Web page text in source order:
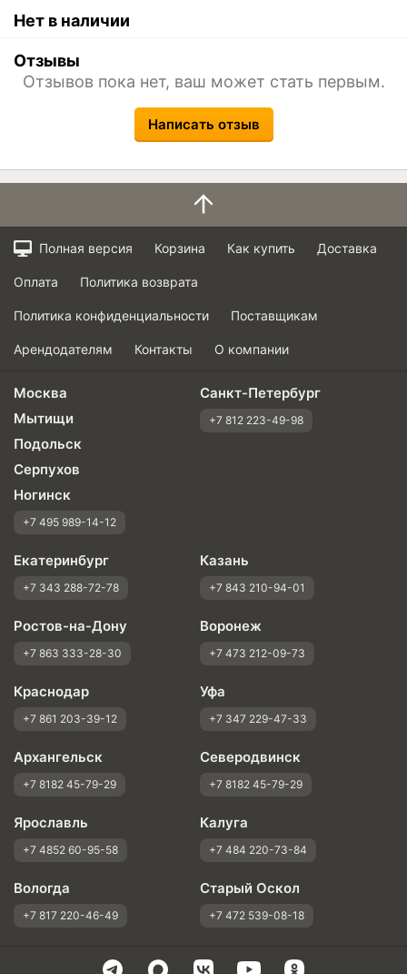
Нет в наличии
Отзывы
Отзывов пока нет, ваш может стать первым.
Написать отзыв
Полная версия Корзина Как купить Доставка
Оплата Политика возврата
Политика конфиденциальности Поставщикам
Арендодателям Контакты О компании
Москва
Мытищи
Подольск
Серпухов
Ногинск
+7 495 989-14-12
Санкт-Петербург
+7 812 223-49-98
Екатеринбург
+7 343 288-72-78
Казань
+7 843 210-94-01
Ростов-на-Дону
+7 863 333-28-30
Воронеж
+7 473 212-09-73
Краснодар
+7 861 203-39-12
Уфа
+7 347 229-47-33
Архангельск
+7 8182 45-79-29
Северодвинск
+7 8182 45-79-29
Ярославль
+7 4852 60-95-58
Калуга
+7 484 220-73-84
Вологда
+7 817 220-46-49
Старый Оскол
+7 472 539-08-18